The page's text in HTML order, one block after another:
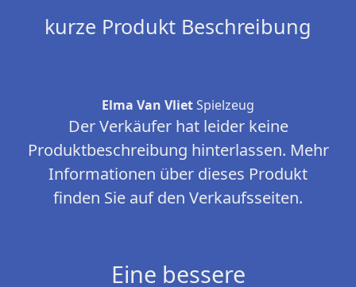
kurze Produkt Beschreibung
Elma Van VlietSpielzeug
Der Verkäufer hat leider keine
Produktbeschreibung hinterlassen. Mehr
Informationen über dieses Produkt
finden Sie auf den Verkaufsseiten.
Eine bessere